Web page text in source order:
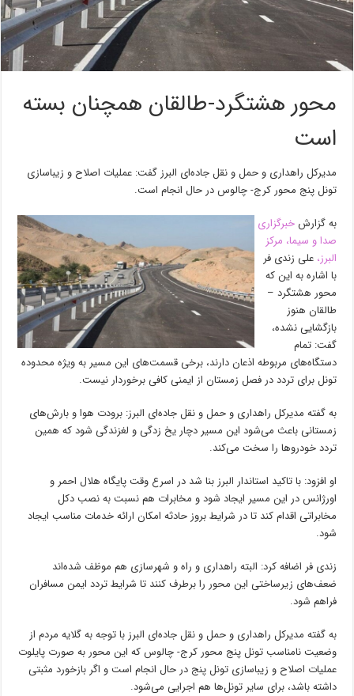
محور هشتگرد-طالقان همچنان بسته
است
مدیرکل راهداری و حمل و نقل جاده‌ای البرز گفت: عملیات اصلاح و زیباسازی
تونل پنج محور کرج- چالوس در حال انجام است.
به گزارشخبرگزاری
صدا و سیما، مرکز
البرز، علی زندی فر
با اشاره به این که
محور هشتگرد –
طالقان هنوز
بازگشایی نشده،
گفت: تمام
دستگاه‌های مربوطه اذعان دارند، برخی قسمت‌های این مسیر به ویژه محدوده
تونل برای تردد در فصل زمستان از ایمنی کافی برخوردار نیست.
به گفته مدیرکل راهداری و حمل و نقل جاده‌ای البرز: برودت هوا و بارش‌های
زمستانی باعث می‌شود این مسیر دچار یخ زدگی و لغزندگی شود که همین
تردد خودرو‌ها را سخت می‌کند.
او افزود: با تاکید استاندار البرز بنا شد در اسرع وقت پایگاه هلال احمر و
اورژانس در این مسیر ایجاد شود و مخابرات هم نسبت به نصب دکل
مخابراتی اقدام کند تا در شرایط بروز حادثه امکان ارائه خدمات مناسب ایجاد
شود.
زندی فر اضافه کرد: البته راهداری و راه و شهرسازی هم موظف شده‌اند
ضعف‌های زیرساختی این محور را برطرف کنند تا شرایط تردد ایمن مسافران
فراهم شود.
به گفته مدیرکل راهداری و حمل و نقل جاده‌ای البرز با توجه به گلایه مردم از
وضعیت نامناسب تونل پنج محور کرج- چالوس که این محور به صورت پایلوت
عملیات اصلاح و زیباسازی تونل پنج در حال انجام است و اگر بازخورد مثبتی
داشته باشد، برای سایر تونل‌ها هم اجرایی می‌شود.